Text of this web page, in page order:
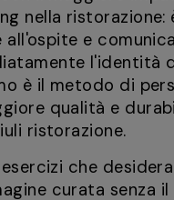
nella ristorazione:
all'ospite e comunica
l'identità
è il metodo di
qualità e
ristorazione.
che
curata senza